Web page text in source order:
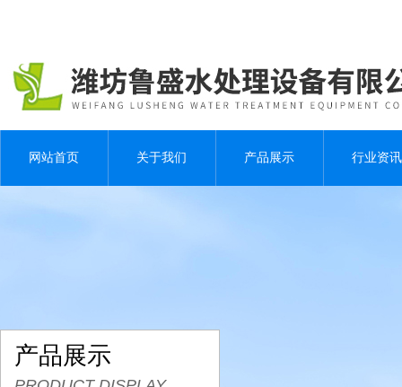
网站首页 关于我们 产品展示 行业资讯
产品展示